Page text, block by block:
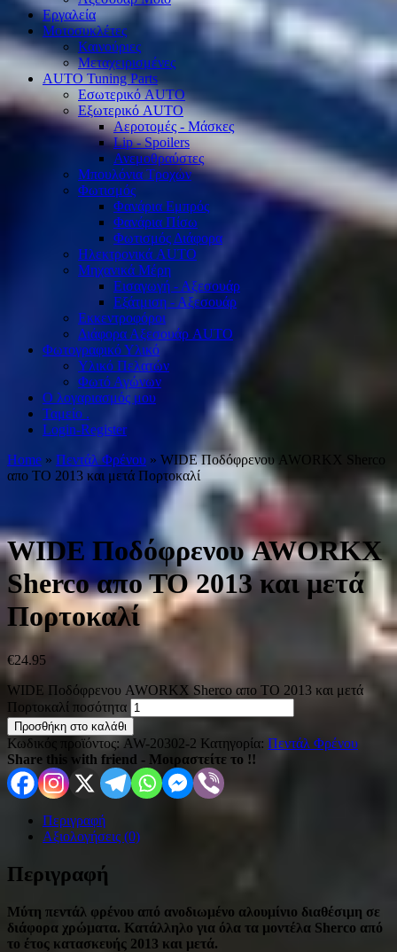
Εργαλεία
Μοτοσυκλέτες
Καινούριες
Μεταχειρισμένες
AUTO Tuning Parts
Εσωτερικό AUTO
Εξωτερικό AUTO
Αεροτομές - Μάσκες
Lip - Spoilers
Ανεμοθραύστες
Μπουλόνια Τροχών
Φωτισμός
Φανάρια Εμπρός
Φανάρια Πίσω
Φωτισμός Διάφορα
Ηλεκτρονικά AUTO
Μηχανικά Μέρη
Εισαγωγή - Αξεσουάρ
Εξάτμιση - Αξεσουάρ
Εκκεντροφόροι
Διάφορα Αξεσουάρ AUTO
Φωτογραφικό Υλικό
Υλικό Πελατών
Φωτό Αγώνων
Ο λογαριασμός μου
Ταμείο .
Login-Register
Home » Πεντάλ Φρένου » WIDE Ποδόφρενου AWORKX Sherco
απο ΤΟ 2013 και μετά Πορτοκαλί
WIDE Ποδόφρενου AWORKX
Sherco απο ΤΟ 2013 και μετά
Πορτοκαλί
€24.95
WIDE Ποδόφρενου AWORKX Sherco απο ΤΟ 2013 και μετά
Πορτοκαλί ποσότητα
Προσθήκη στο καλάθι
Κωδικός προϊόντος: AW-20302-2 Κατηγορία: Πεντάλ Φρένου
Share this with friend - Μοιραστείτε το !!
Περιγραφή
Αξιολογήσεις (0)
Περιγραφή
Μύτη πεντάλ φρένου από ανοδιωμένο αλουμίνιο διαθέσιμη σε
διάφορα χρώματα. Κατάλληλο για όλα τα μοντέλα Sherco από
το έτος κατασκευής 2013 και μετά.